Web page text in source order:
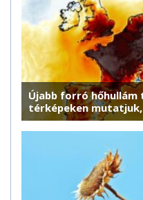
Újabb forró
térképeken